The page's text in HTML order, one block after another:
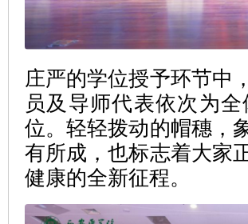
庄严的学位授予环节中
员及导师代表依次为
位。轻轻拨动的帽穗，
有所成，也标志着大家
健康的全新征程。